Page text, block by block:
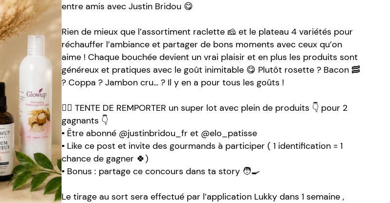
entre amis avec Justin Bridou 😋
Rien de mieux que l’assortiment raclette 🧀 et le plateau 4 variétés pour
réchauffer l’ambiance et partager de bons moments avec ceux qu’on
aime ! Chaque bouchée devient un vrai plaisir et en plus les produits sont
généreux et pratiques avec le goût inimitable 😋 Plutôt rosette ? Bacon 🥓
? Coppa ? Jambon cru… ? Il y en a pour tous les goûts !
👉🏻 TENTE DE REMPORTER un super lot avec plein de produits 👇 pour 2
gagnants 👇
▪️ Être abonné @justinbridou_fr et @elo_patisse
▪️ Like ce post et invite des gourmands à participer ( 1 identification = 1
chance de gagner 🍀)
▪️ Bonus : partage ce concours dans ta story 🧑‍🍳
Le tirage au sort sera effectué par l’application Lukky dans 1 semaine ,